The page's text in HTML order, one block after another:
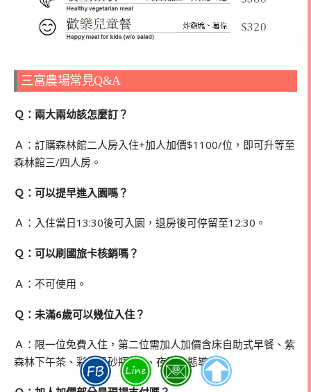
三富農場常見Q&A
Ｑ：兩大兩幼該怎麼訂？
Ａ：訂購森林館二人房入住+加人加價$1100/位，即可升等至
森林館三/四人房。
Ｑ：可以提早進入園嗎？
Ａ：入住當日13:30後可入園，退房後可停留至12:30。
Ｑ：可以刷國旅卡核銷嗎？
Ａ：不可使用。
Ｑ：未滿6歲可以幾位入住？
Ａ：限一位免費入住，第二位需加人加價含床自助式早餐、紫
森林下午茶、彩虹星砂瓶DIY、夜間生態導覽。